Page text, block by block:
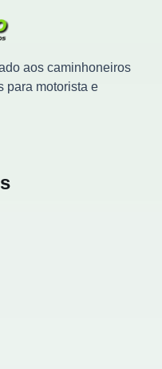
aos caminhoneiros
para motorista e